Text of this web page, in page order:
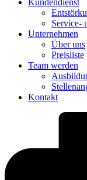
Kundendienst
Service-
Unternehmen
Über uns
Preisliste
Team werden
Kontakt